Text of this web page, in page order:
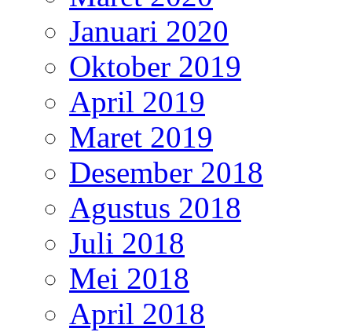
Januari 2020
Oktober 2019
April 2019
Maret 2019
Desember 2018
Agustus 2018
Juli 2018
Mei 2018
April 2018